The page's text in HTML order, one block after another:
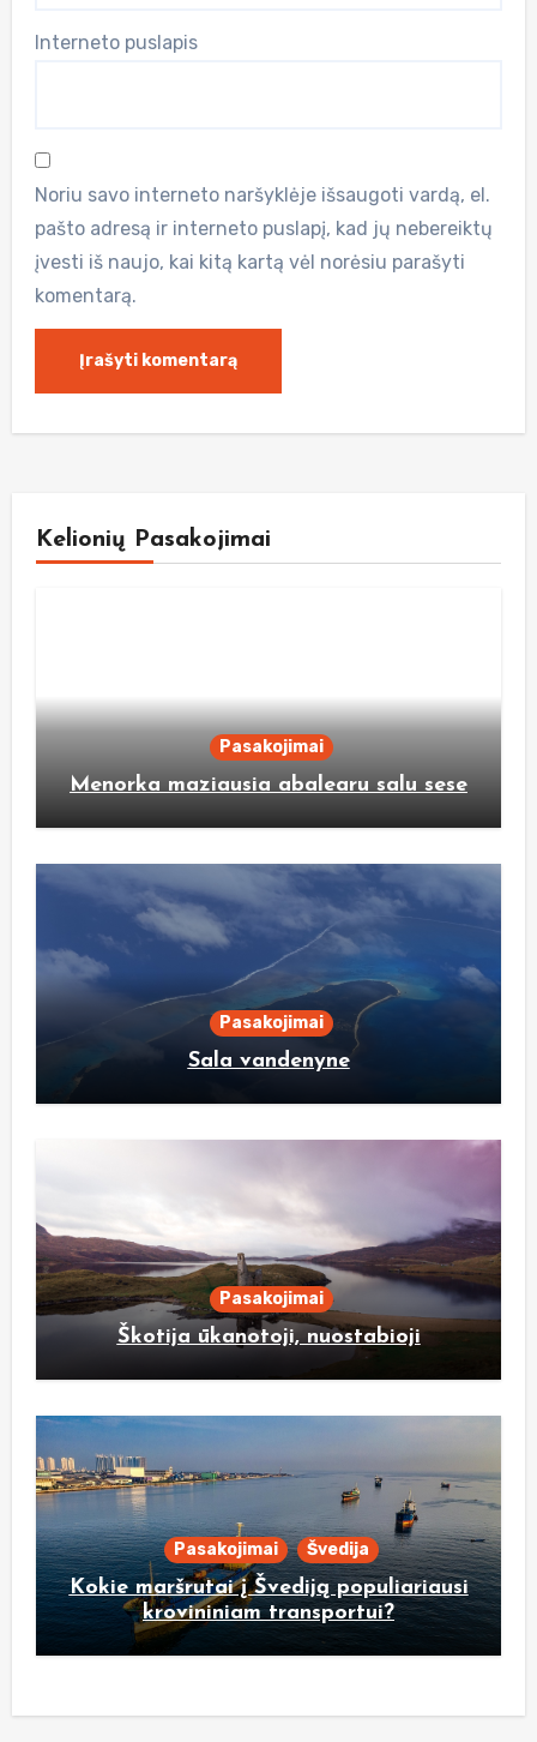
Interneto puslapis
Noriu savo interneto naršyklėje išsaugoti vardą, el.
pašto adresą ir interneto puslapį, kad jų nebereiktų
įvesti iš naujo, kai kitą kartą vėl norėsiu parašyti
komentarą.
Kelionių Pasakojimai
Pasakojimai
Menorka maziausia abalearu salu sese
Pasakojimai
Sala vandenyne
Pasakojimai
Škotija ūkanotoji, nuostabioji
Pasakojimai Švedija
Kokie maršrutai į Švediją populiariausi
krovininiam transportui?